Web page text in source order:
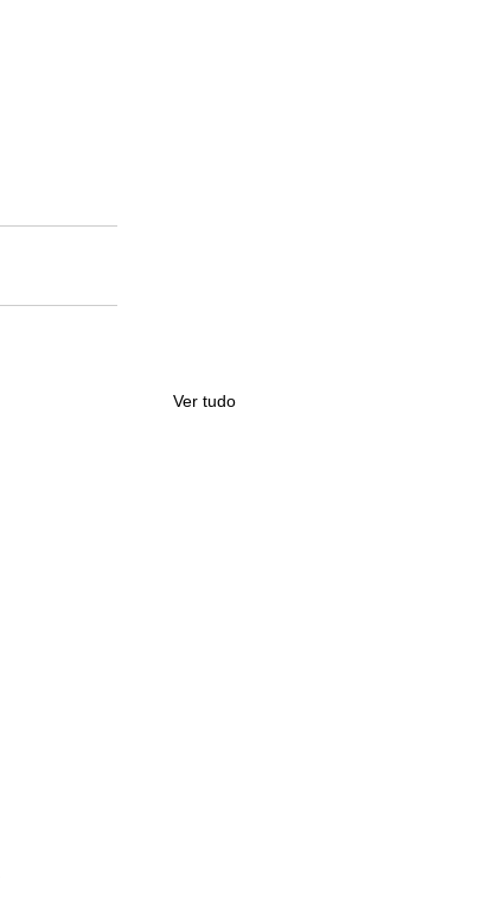
Ver tudo